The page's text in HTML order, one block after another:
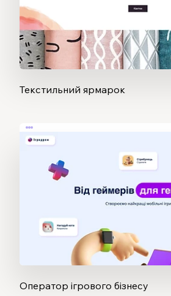
Текстильний ярмарок
Оператор ігрового бізнесу